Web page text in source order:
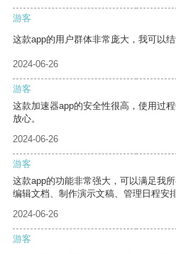
游客
这款app的用户群体非常庞大，我可以
2024-06-26
游客
这款加速器app的安全性很高，使用过
放心。
2024-06-26
游客
这款app的功能非常强大，可以满足我
编辑文档、制作演示文稿、管理日程安排
2024-06-26
游客